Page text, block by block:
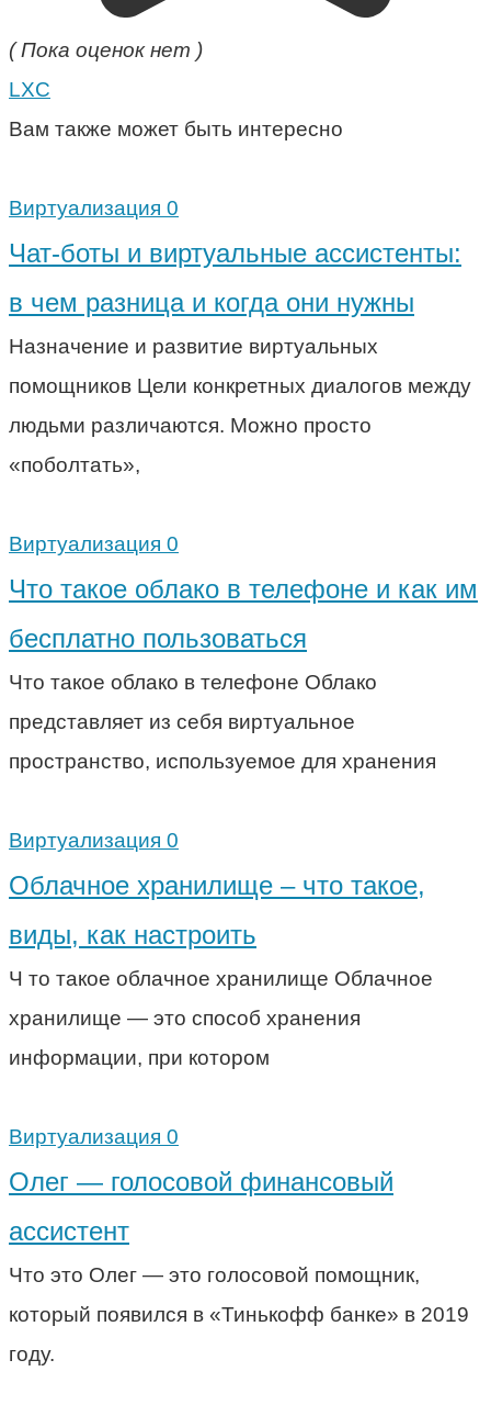
( Пока оценок нет )
LXC
Вам также может быть интересно
Виртуализация 0
Чат-боты и виртуальные ассистенты:
в чем разница и когда они нужны
Назначение и развитие виртуальных
помощников Цели конкретных диалогов между
людьми различаются. Можно просто
«поболтать»,
Виртуализация 0
Что такое облако в телефоне и как им
бесплатно пользоваться
Что такое облако в телефоне Облако
представляет из себя виртуальное
пространство, используемое для хранения
Виртуализация 0
Облачное хранилище – что такое,
виды, как настроить
Ч то такое облачное хранилище Облачное
хранилище — это способ хранения
информации, при котором
Виртуализация 0
Олег — голосовой финансовый
ассистент
Что это Олег — это голосовой помощник,
который появился в «Тинькофф банке» в 2019
году.